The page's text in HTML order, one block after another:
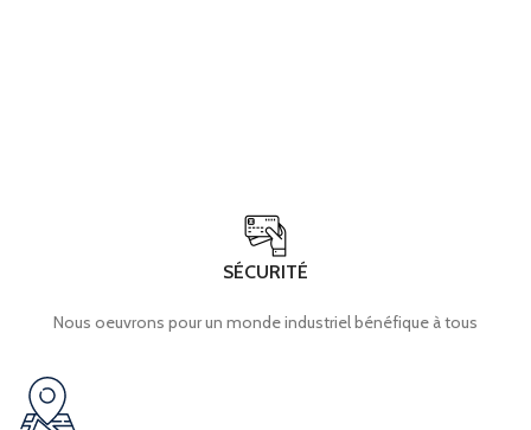
SÉCURITÉ
Nous oeuvrons pour un monde industriel bénéfique à tous